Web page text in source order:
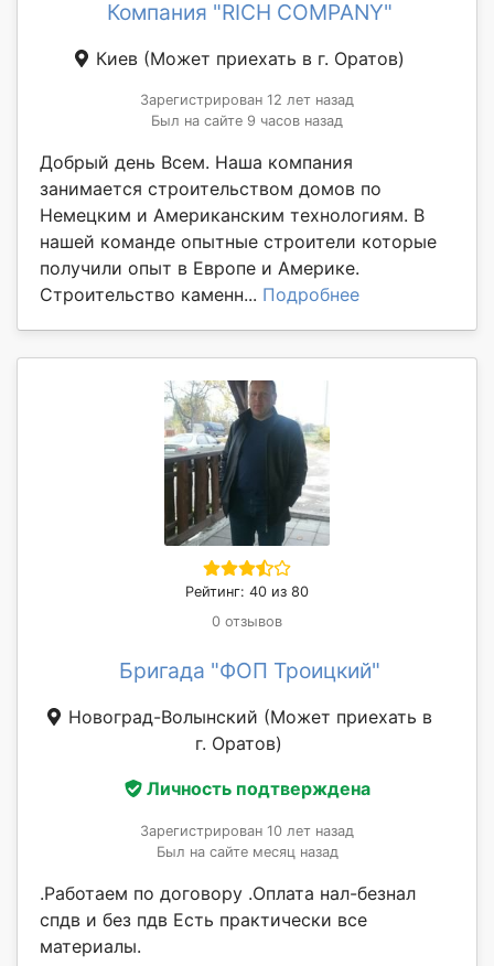
Компания "RICH COMPANY"
Киев (Может приехать в г. Оратов)
Зарегистрирован 12 лет назад
Был на сайте 9 часов назад
Добрый день Всем. Наша компания
занимается строительством домов по
Немецким и Американским технологиям. В
нашей команде опытные строители которые
получили опыт в Европе и Америке.
Строительство каменн... Подробнее
Рейтинг: 40 из 80
0 отзывов
Бригада "ФОП Троицкий"
Новоград-Волынский (Может приехать в
г. Оратов)
Личность подтверждена
Зарегистрирован 10 лет назад
Был на сайте месяц назад
.Работаем по договору .Оплата нал-безнал
спдв и без пдв Есть практически все
материалы.